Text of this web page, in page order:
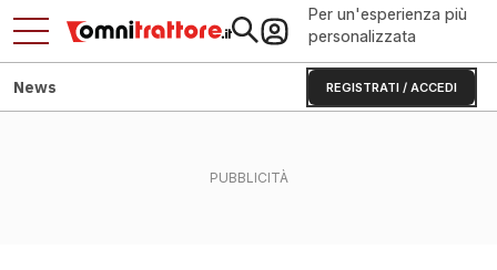
Per un'esperienza più
personalizzata
REGISTRATI / ACCEDI
News